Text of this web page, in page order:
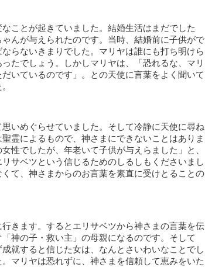
ことが起きていました。結婚生活はまだでした
んが与えられたのです。当時、結婚前に子供がで
らないきまりでした。マリヤは誰にも打ち明けら
たでしょう。しかしマリヤは、「恐れるな、マリ
いているのです」。との天使に言葉をよく聞いて
いめぐらせていました。そして冷静に天使に尋ね
霊によるもので、神さまにできないことはありま
性でしたが、年老いて子供が与えらました」と、
サベツという信じるためのしるしもくださいまし
て、神さまからのお言葉を素直に受けとることの
きます。するとエリサベツから神さまの言葉を伝
神の子・救い主」の母親になるのです。そして
成就すると信じた女は、なんとさいわいなことでし
マリヤは恐れずに、神さまを信頼して恵みをいた